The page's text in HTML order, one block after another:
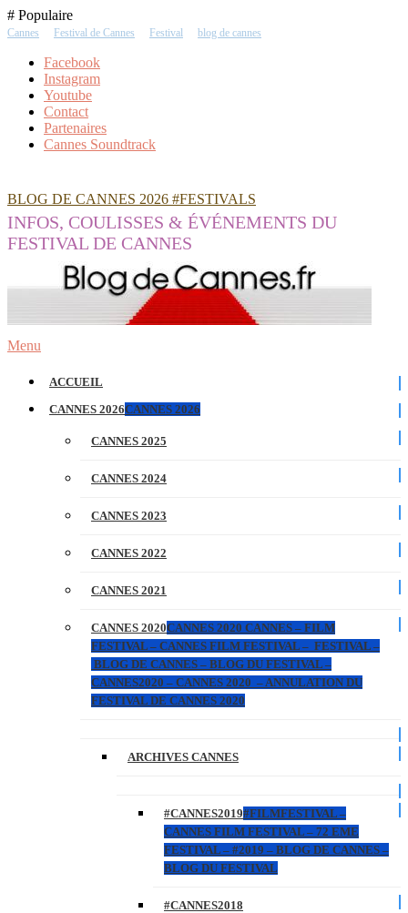
Skip
To
# Populaire
Cannes Festival de Cannes Festival blog de cannes
Facebook
Instagram
Youtube
Contact
Partenaires
Cannes Soundtrack
BLOG DE CANNES 2026 #FESTIVALS
INFOS, COULISSES & ÉVÉNEMENTS DU
FESTIVAL DE CANNES
Menu
ACCUEIL
CANNES 2026CANNES 2026
CANNES 2025
CANNES 2024
CANNES 2023
CANNES 2022
CANNES 2021
CANNES 2020CANNES 2020 CANNES – FILM
FESTIVAL – CANNES FILM FESTIVAL – FESTIVAL –
BLOG DE CANNES – BLOG DU FESTIVAL –
CANNES2020 – CANNES 2020 – ANNULATION DU
FESTIVAL DE CANNES 2020
ARCHIVES CANNES
#CANNES2019#FILMFESTIVAL –
CANNES FILM FESTIVAL – 72 EME
FESTIVAL – #2019 – BLOG DE CANNES –
BLOG DU FESTIVAL
#CANNES2018